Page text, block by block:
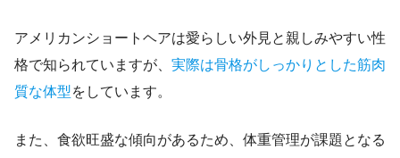
アメリカンショートヘアは愛らしい外見と親しみやすい性
格で知られていますが、 実際は骨格がしっかりとした筋肉
質な体型をしています。
また、食欲旺盛な傾向があるため、体重管理が課題となる